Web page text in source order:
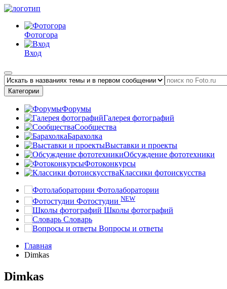
Фотогора
Вход
Категории
Форумы
Галерея фотографий
Сообщества
Барахолка
Выставки и проекты
Обсуждение фототехники
Фотоконкурсы
Классики фотоискусства
Фотолаборатории
Фотостудии NEW
Школы фотографий
Словарь
Вопросы и ответы
Главная
Dimkas
Dimkas